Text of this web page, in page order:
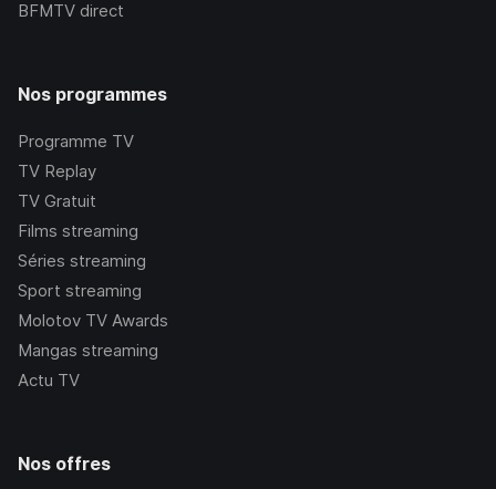
BFMTV direct
Nos programmes
Programme TV
TV Replay
TV Gratuit
Films streaming
Séries streaming
Sport streaming
Molotov TV Awards
Mangas streaming
Actu TV
Nos offres